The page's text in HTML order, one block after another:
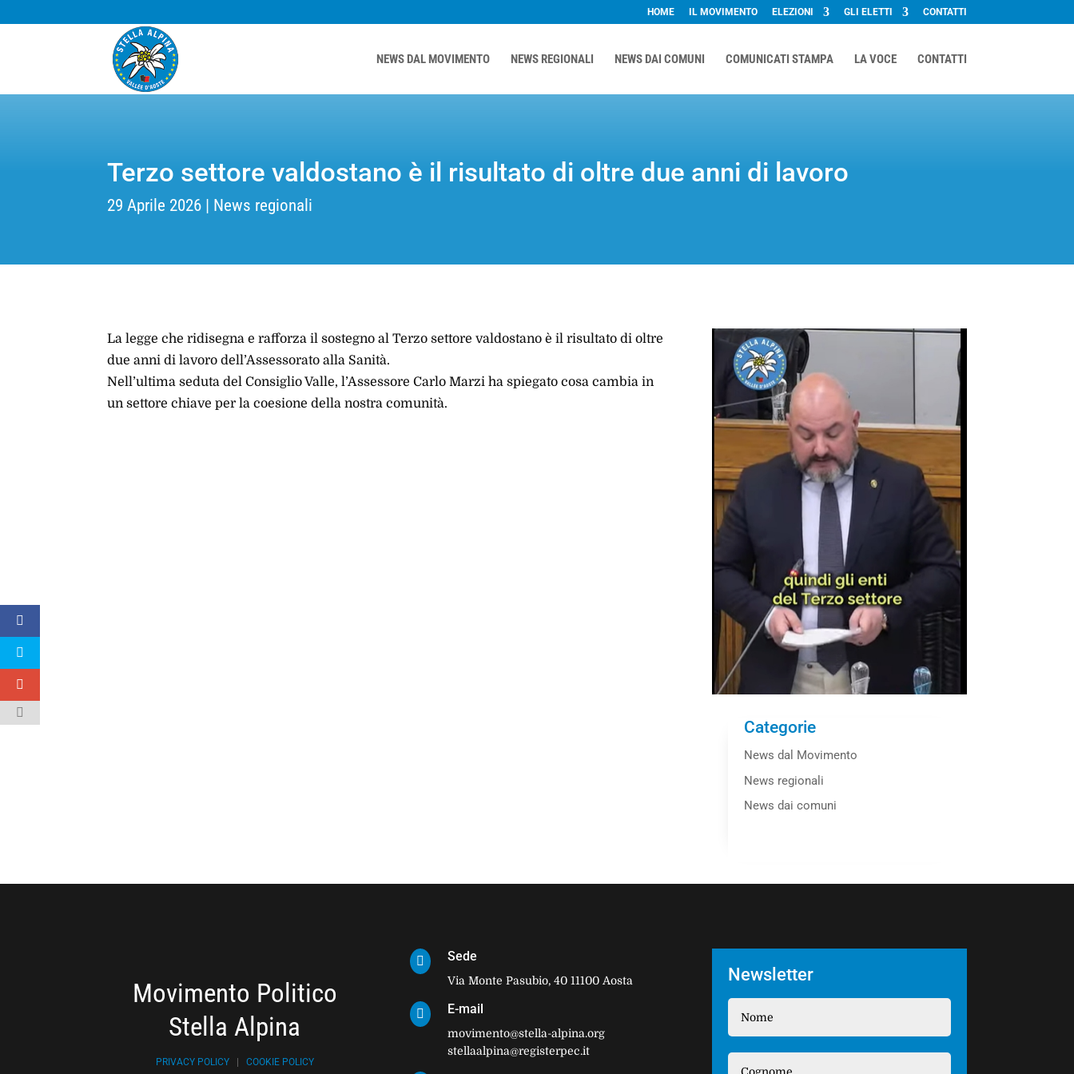
HOME IL MOVIMENTO ELEZIONI GLI ELETTI CONTATTI
NEWS DAL MOVIMENTO NEWS REGIONALI NEWS DAI COMUNI COMUNICATI STAMPA LA VOCE CONTATTI
Terzo settore valdostano è il risultato di oltre due anni di lavoro
29 Aprile 2026 News regionali
La legge che ridisegna e rafforza il sostegno al Terzo settore valdostano è il risultato di oltre
due anni di lavoro dell’Assessorato alla Sanità.
Nell’ultima seduta del Consiglio Valle, l’Assessore Carlo Marzi ha spiegato cosa cambia in
un settore chiave per la coesione della nostra comunità.
Categorie
News dal Movimento
News regionali
News dai comuni
Movimento Politico
Stella Alpina
PRIVACY POLICY| COOKIE POLICY
 Sede
Via Monte Pasubio, 40 11100 Aosta
 E-mail
movimento@stella-alpina.org
stellaalpina@registerpec.it
Newsletter